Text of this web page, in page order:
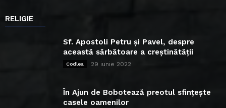
RELIGIE
Sf. Apostoli Petru și Pavel, despre
această sărbătoare a creștinătății
Codlea 29 iunie 2022
În Ajun de Bobotează preotul sfințește
casele oamenilor